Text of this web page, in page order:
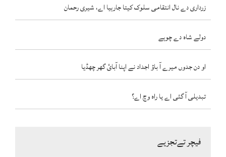
زرداری دے نال انتقامی سلوک کیتا جارہیا اے، شیری رحمان
دولے شاہ دے چوہے
او دن جدوں میرے آ باؤ اجداد نے اپنا آبائ گھر چھڈیا
تبدیلی آ گئی اے یا راہ وچ اے؟
فیچر تےتجزیے